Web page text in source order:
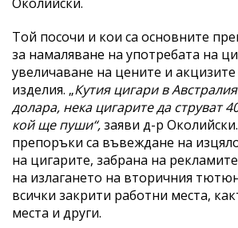
Той посочи и кои са основните
за намаляване на употребата на
увеличаване на цените и
изделия. „Кутия цигари в
долара, нека цигарите да струват
кой ще пуши“,заяви д-р
препоръки са въвеждане на
на цигарите, забрана на
на излагането на вторичния
всички закрити работни места,
места и други.